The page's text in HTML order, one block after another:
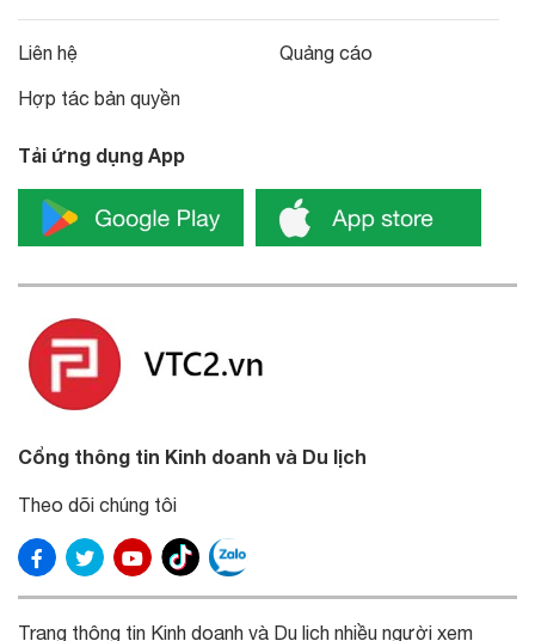
Liên hệ
Hợp tác bản quyền
Quảng cáo
Tải ứng dụng App
Cổng thông tin Kinh doanh và Du lịch
Theo dõi chúng tôi
Trang thông tin Kinh doanh và Du lịch nhiều người xem